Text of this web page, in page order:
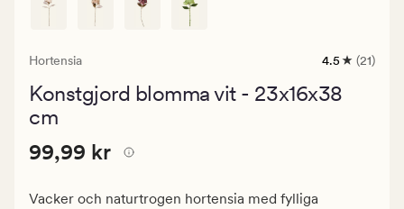
Hortensia
21
med
4.5 (21)
Konstgjord blomma vit - 23x16x38
cm
Pris
99,99
Pris 99,99 kr
99,99 kr
Vacker och naturtrogen hortensia med fylliga